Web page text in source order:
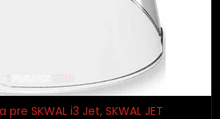
pre SKWAL i3 Jet, SKWAL JET